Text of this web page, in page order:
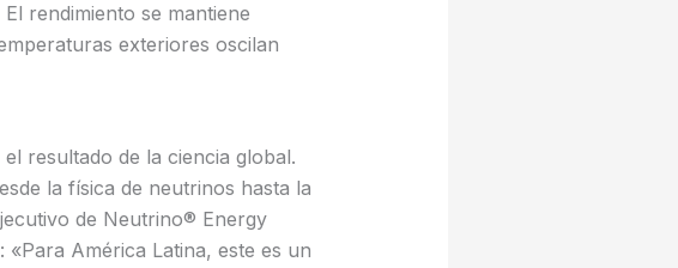
rendimiento se mantiene
exteriores oscilan
resultado de la ciencia global.
la física de neutrinos hasta la
de Neutrino® Energy
América Latina, este es un